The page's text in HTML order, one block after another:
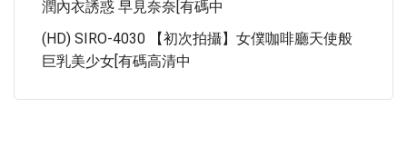
潤內衣誘惑 早見奈奈[有碼中
(HD) SIRO-4030 【初次拍攝】女僕咖啡廳天使般
巨乳美少女[有碼高清中